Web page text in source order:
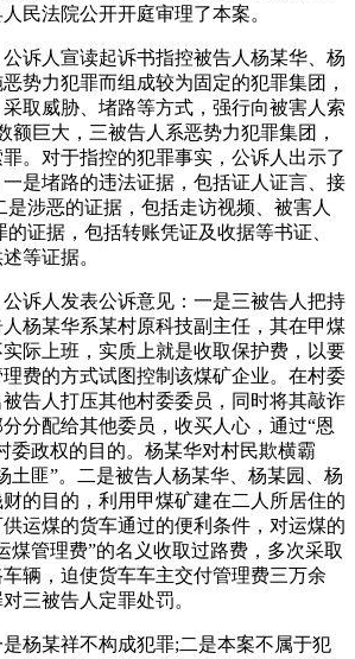
民法院公开开庭审理了本案。
人宣读起诉书指控被告人杨某华、杨
势力犯罪而组成较为固定的犯罪集团，
取威胁、堵路等方式，强行向被害人索
额巨大，三被告人系恶势力犯罪集团，
。对于指控的犯罪事实，公诉人出示了
是堵路的违法证据，包括证人证言、接
涉恶的证据，包括走访视频、被害人
证据，包括转账凭证及收据等书证、
等证据。
人发表公诉意见：一是三被告人把持
杨某华系某村原科技副主任，其在甲煤
际上班，实质上就是收取保护费，以要
费的方式试图控制该煤矿企业。在村委
告人打压其他村委委员，同时将其敲诈
分配给其他委员，收买人心，通过“恩
委政权的目的。杨某华对村民欺横霸
土匪”。二是被告人杨某华、杨某园、杨
的目的，利用甲煤矿建在二人所居住的
运煤的货车通过的便利条件，对运煤的
煤管理费”的名义收取过路费，多次采取
辆，迫使货车车主交付管理费三万余
三被告人定罪处罚。
某祥不构成犯罪;二是本案不属于犯